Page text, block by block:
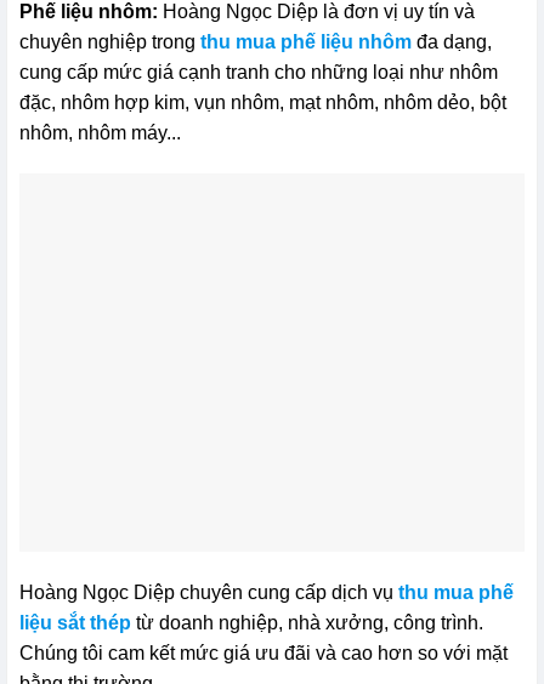
Phế liệu nhôm: Hoàng Ngọc Diệp là đơn vị uy tín và
chuyên nghiệp trong thu mua phế liệu nhômđa dạng,
cung cấp mức giá cạnh tranh cho những loại như nhôm
đặc, nhôm hợp kim, vụn nhôm, mạt nhôm, nhôm dẻo, bột
nhôm, nhôm máy...
Hoàng Ngọc Diệp chuyên cung cấp dịch vụ thu mua phế
liệu sắt théptừ doanh nghiệp, nhà xưởng, công trình.
Chúng tôi cam kết mức giá ưu đãi và cao hơn so với mặt